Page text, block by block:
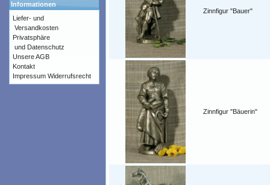
Zinnfigur "Bauer"
Zinnfigur "Bäuerin"
Informationen
Liefer- und
Versandkosten
Privatsphäre
und Datenschutz
Unsere AGB
Kontakt
Impressum Widerrufsrecht